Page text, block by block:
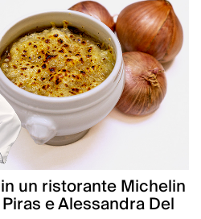
un ristorante Michelin
e Alessandra Del